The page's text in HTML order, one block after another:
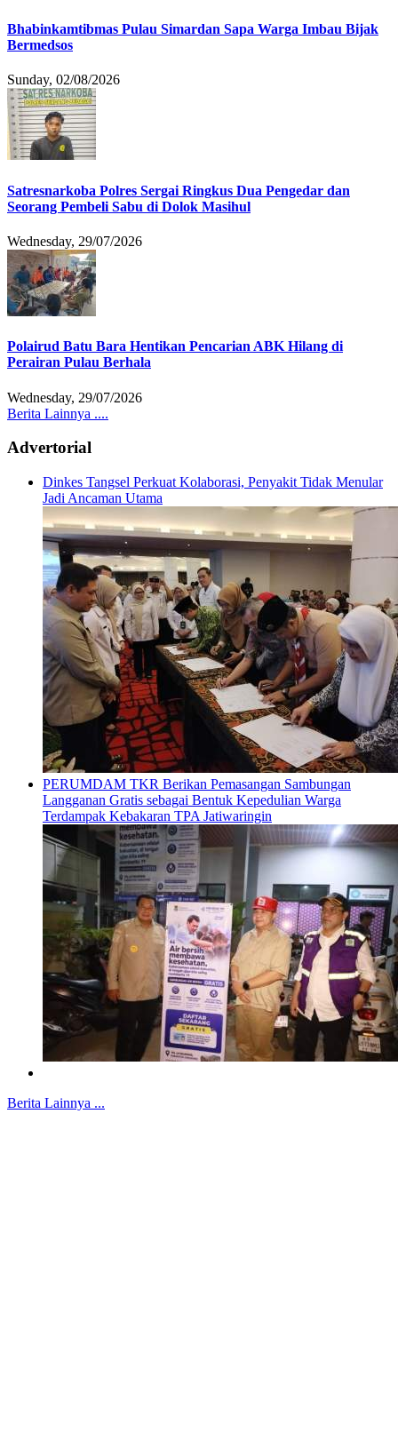
Bhabinkamtibmas Pulau Simardan Sapa Warga Imbau Bijak
Bermedsos
Sunday, 02/08/2026
Satresnarkoba Polres Sergai Ringkus Dua Pengedar dan
Seorang Pembeli Sabu di Dolok Masihul
Wednesday, 29/07/2026
Polairud Batu Bara Hentikan Pencarian ABK Hilang di
Perairan Pulau Berhala
Wednesday, 29/07/2026
Berita Lainnya ....
Advertorial
Dinkes Tangsel Perkuat Kolaborasi, Penyakit Tidak Menular
Jadi Ancaman Utama
PERUMDAM TKR Berikan Pemasangan Sambungan
Langganan Gratis sebagai Bentuk Kepedulian Warga
Terdampak Kebakaran TPA Jatiwaringin
Berita Lainnya ...